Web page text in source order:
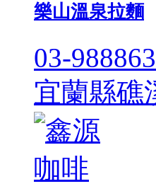
樂山溫泉拉麵
03-
宜蘭縣礁